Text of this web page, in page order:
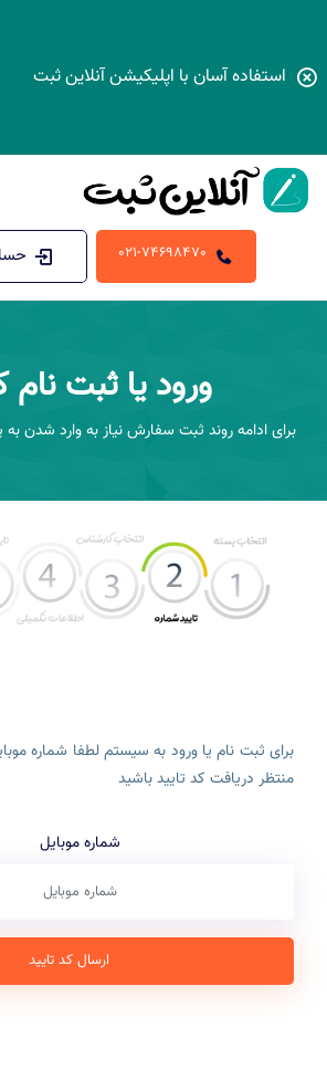
استفاده آسان با اپلیکیشن آنلاین ثبت
021-74698470
ورود یا ثبت نام
برای ادامه روند ثبت سفارش نیاز به وارد شدن
برای ثبت نام یا ورود به سیستم لطفا شماره
منتظر دریافت کد تایید باشید
شماره موبایل
ارسال کد تایید